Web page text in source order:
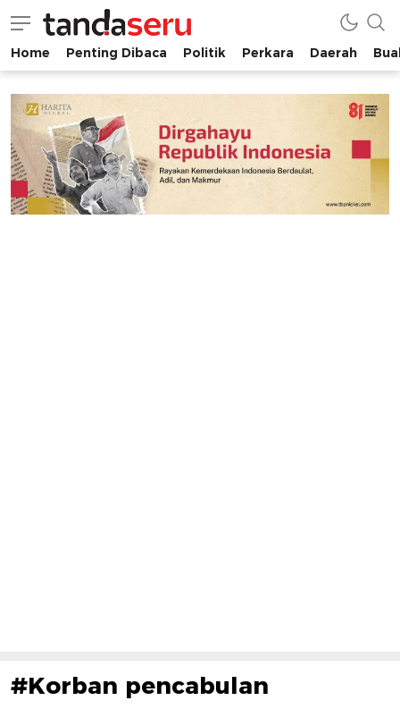
tandaseru.com | Penting Dibaca
tandaseru.com
Home Penting Dibaca Politik Perkara Daerah
#Korban pencabulan